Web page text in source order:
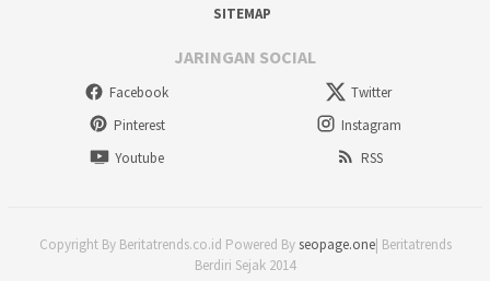
SITEMAP
JARINGAN SOCIAL
Facebook
Twitter
Pinterest
Instagram
Youtube
RSS
Copyright By Beritatrends.co.id Powered Byseopage.one| Beritatrends
Berdiri Sejak 2014